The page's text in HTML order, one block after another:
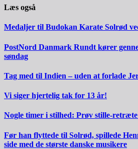
Læs også
Medaljer til Budokan Karate Solrød
PostNord Danmark Rundt kører
søndag
Tag med til Indien – uden at forlade
Vi siger hjertelig tak for 13 år!
Nogle timer i stilhed: Prøv stille-
Før han flyttede til Solrød, spillede
side med de største danske musikere